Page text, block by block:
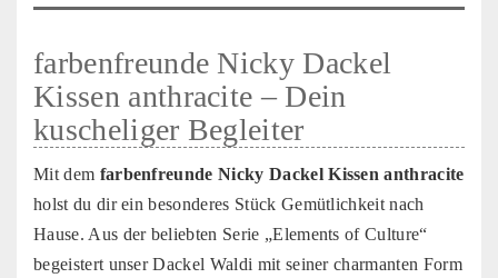
farbenfreunde Nicky Dackel
Kissen anthracite – Dein
kuscheliger Begleiter
Mit dem farbenfreunde Nicky Dackel Kissen anthracite
holst du dir ein besonderes Stück Gemütlichkeit nach
Hause. Aus der beliebten Serie „Elements of Culture“
begeistert unser Dackel Waldi mit seiner charmanten Form